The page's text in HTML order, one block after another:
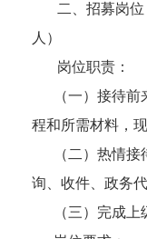
二、招募岗位
人）
岗位职责：
（一）接待前
程和所需材料，
（二）热情接
询、收件、政务
（三）完成上